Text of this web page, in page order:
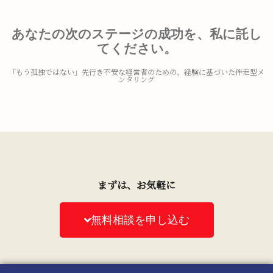
あなたの次のステージの成功を、私に託し
てください。
「もう孤独ではない」先行き不安な経営者のための、経験に基づいた伴走型メ
ンタリング
まずは、お気軽に
無料相談を申し込む